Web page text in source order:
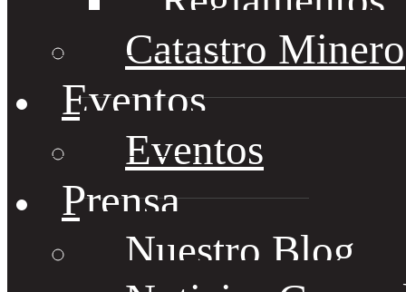
Catastro Minero
Eventos
Eventos
Prensa
Nuestro Blog